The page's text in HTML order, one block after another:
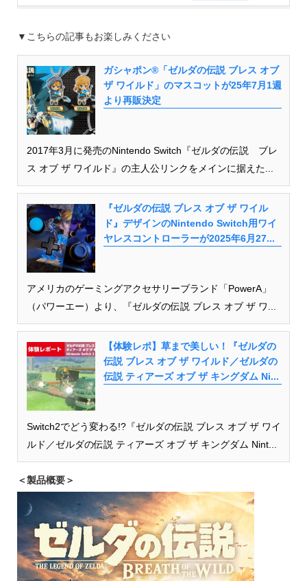
▼こちらの記事もお楽しみください
ガシャポン®「ゼルダの伝説 ブレス オブ
ザ ワイルド」のマスコットが25年7月1週
より再販決定
2017年3月に発売のNintendo Switch『ゼルダの伝説 ブレ
ス オブ ザ ワイルド』の主人公リンクをメインに据えた...
『ゼルダの伝説 ブレス オブ ザ ワイル
ド』デザインのNintendo Switch用ワイ
ヤレスコントローラーが2025年6月27...
アメリカのゲーミングアクセサリーブランド「PowerA」
（パワーエー）より、『ゼルダの伝説 ブレス オブ ザ ワ...
【体験レポ】草まで美しい！『ゼルダの
伝説 ブレス オブ ザ ワイルド／ゼルダの
伝説 ティアーズ オブ ザ キングダム Ni...
Switch2でどう変わる!?『ゼルダの伝説 ブレス オブ ザ ワイ
ルド／ゼルダの伝説 ティアーズ オブ ザ キングダム Nint...
＜製品概要＞